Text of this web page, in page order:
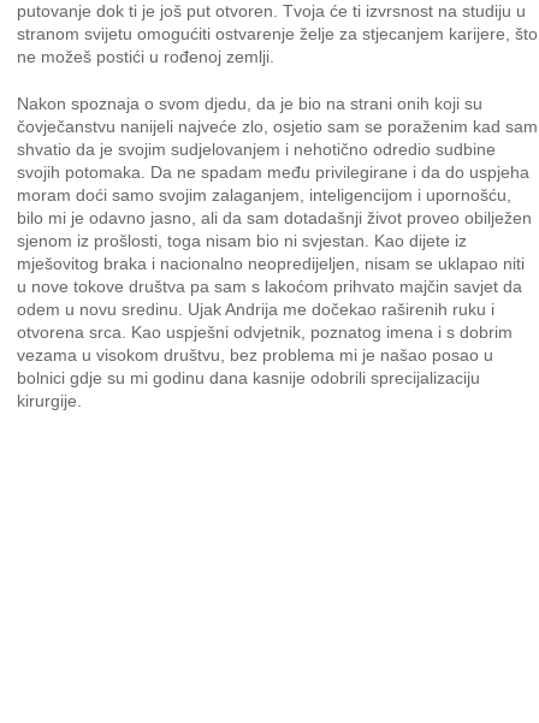
putovanje dok ti je još put otvoren. Tvoja će ti izvrsnost na studiju u
stranom svijetu omogućiti ostvarenje želje za stjecanjem karijere, što
ne možeš postići u rođenoj zemlji.
Nakon spoznaja o svom djedu, da je bio na strani onih koji su
čovječanstvu nanijeli najveće zlo, osjetio sam se poraženim kad sam
shvatio da je svojim sudjelovanjem i nehotično odredio sudbine
svojih potomaka. Da ne spadam među privilegirane i da do uspjeha
moram doći samo svojim zalaganjem, inteligencijom i upornošću,
bilo mi je odavno jasno, ali da sam dotadašnji život proveo obilježen
sjenom iz prošlosti, toga nisam bio ni svjestan. Kao dijete iz
mješovitog braka i nacionalno neopredijeljen, nisam se uklapao niti
u nove tokove društva pa sam s lakoćom prihvato majčin savjet da
odem u novu sredinu. Ujak Andrija me dočekao raširenih ruku i
otvorena srca. Kao uspješni odvjetnik, poznatog imena i s dobrim
vezama u visokom društvu, bez problema mi je našao posao u
bolnici gdje su mi godinu dana kasnije odobrili sprecijalizaciju
kirurgije.